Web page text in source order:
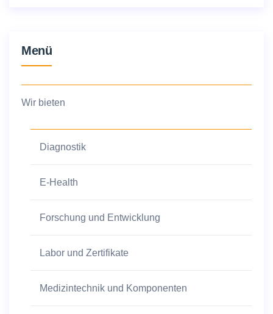
Menü
Wir bieten
Diagnostik
E-Health
Forschung und Entwicklung
Labor und Zertifikate
Medizintechnik und Komponenten